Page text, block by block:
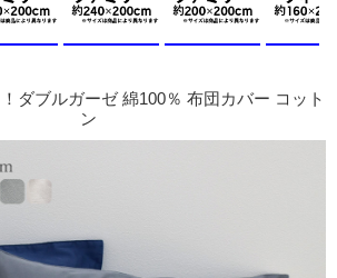
ダブルガーゼ 綿100％ 布団カバー コット
ン